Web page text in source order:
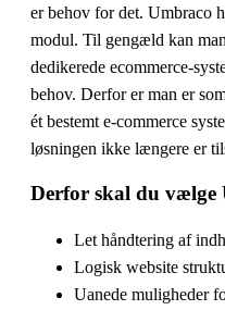
er behov for det. Umbraco
modul. Til gengæld kan
dedikerede ecommerce-
behov. Derfor er man er
ét bestemt e-commerce
løsningen ikke længere er
Derfor skal du vælge
Let håndtering af
Logisk website
Uanede muligheder